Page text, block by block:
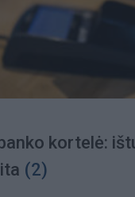
kortelė:
(2)